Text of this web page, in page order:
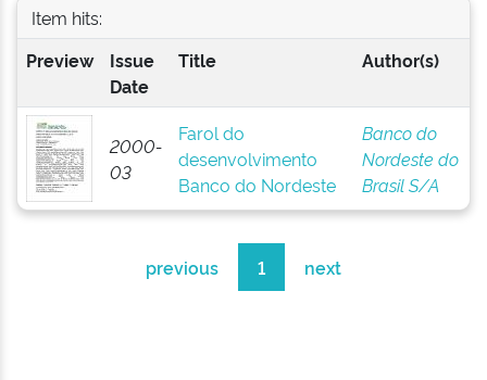
Item hits:
Preview
Issue
Date
Title Author(s)
2000-
03
Farol do
desenvolvimento
Banco do Nordeste
Banco do
Nordeste do
Brasil S/A
previous 1 next